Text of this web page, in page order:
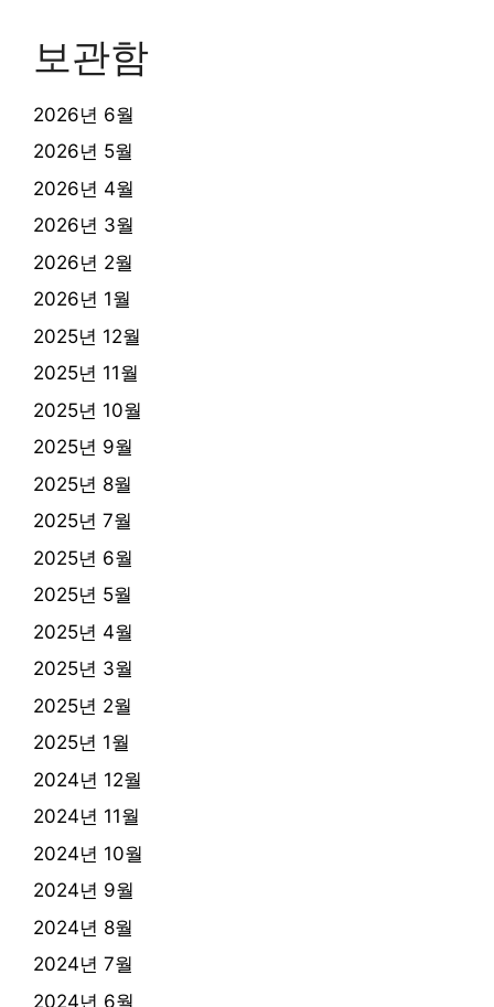
보관함
2026년 6월
2026년 5월
2026년 4월
2026년 3월
2026년 2월
2026년 1월
2025년 12월
2025년 11월
2025년 10월
2025년 9월
2025년 8월
2025년 7월
2025년 6월
2025년 5월
2025년 4월
2025년 3월
2025년 2월
2025년 1월
2024년 12월
2024년 11월
2024년 10월
2024년 9월
2024년 8월
2024년 7월
2024년 6월